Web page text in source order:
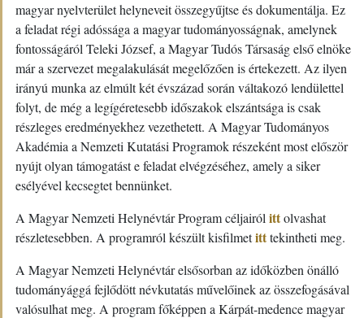
magyar nyelvterület helyneveit összegyűjtse és dokumentálja. Ez
a feladat régi adóssága a magyar tudományosságnak, amelynek
fontosságáról Teleki József, a Magyar Tudós Társaság első elnöke
már a szervezet megalakulását megelőzően is értekezett. Az ilyen
irányú munka az elmúlt két évszázad során váltakozó lendülettel
folyt, de még a legígéretesebb időszakok elszántsága is csak
részleges eredményekhez vezethetett. A Magyar Tudományos
Akadémia a Nemzeti Kutatási Programok részeként most először
nyújt olyan támogatást e feladat elvégzéséhez, amely a siker
esélyével kecsegtet bennünket.
A Magyar Nemzeti Helynévtár Program céljairól ittolvashat
részletesebben. A programról készült kisfilmetitttekintheti meg.
A Magyar Nemzeti Helynévtár elsősorban az időközben önálló
tudományággá fejlődött névkutatás művelőinek az összefogásával
valósulhat meg. A program főképpen a Kárpát-medence magyar